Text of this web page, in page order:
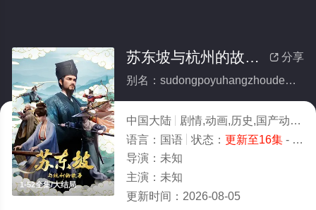
1-52全集/大结局
 分享
苏东坡与杭州的故事(全集)
别名：sudongpoyuhangzhoudegushi
中国大陆 剧情,动画,历史,国产动漫
语言： 国语 状态： 更新至16集- 免费在线观看
导演： 未知
主演： 未知
更新时间： 2026-08-05